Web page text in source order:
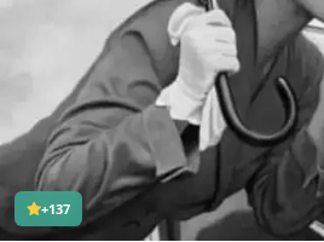
+137